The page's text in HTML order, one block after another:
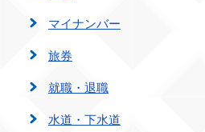
マイナンバー
旅券
就職・退職
水道・下水道